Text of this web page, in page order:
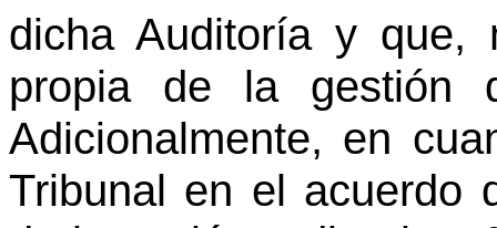
dicha Auditoría y que,
propia de la gestión
Adicionalmente, en
Tribunal en el acuerdo